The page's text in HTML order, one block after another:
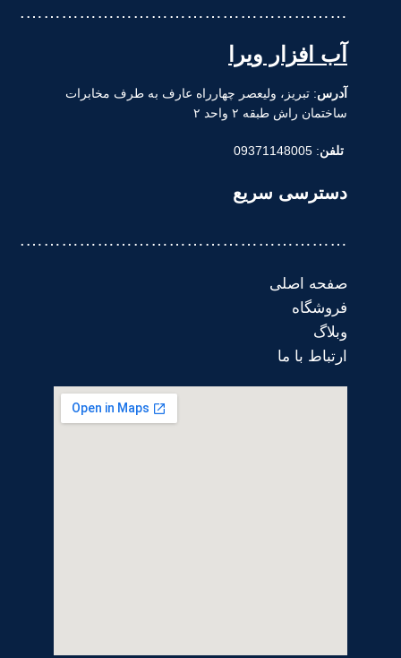
……………………………………………….
آب افزار ویرا
آدرس: تبریز، ولیعصر چهارراه عارف به طرف مخابرات
ساختمان راش طبقه ۲ واحد ۲
تلفن: 09371148005
دسترسی سریع
……………………………………………….
صفحه اصلی
فروشگاه
وبلاگ
ارتباط با ما